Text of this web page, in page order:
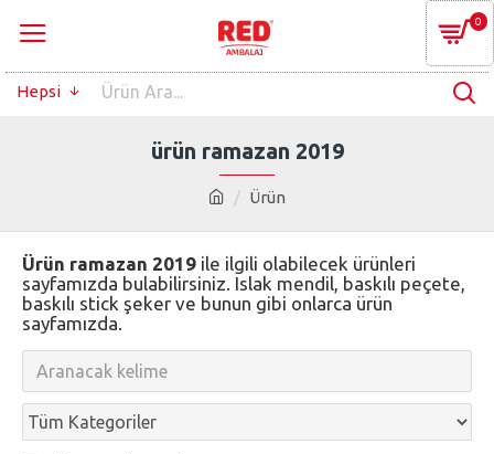
0
Hepsi
Ürün
ürün ramazan 2019
Ürün ramazan 2019 ile ilgili olabilecek ürünleri
sayfamızda bulabilirsiniz. Islak mendil, baskılı peçete,
baskılı stick şeker ve bunun gibi onlarca ürün
sayfamızda.